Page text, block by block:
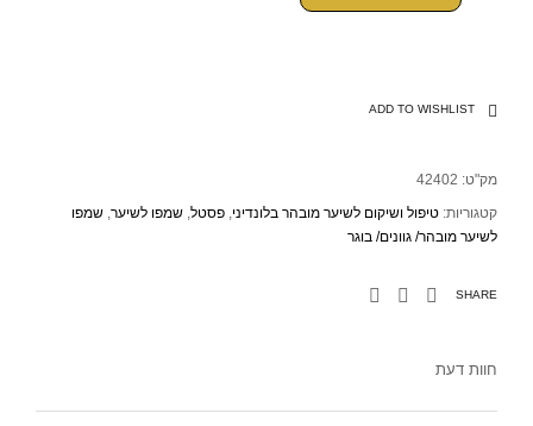
ADD TO WISHLIST
מק"ט: 42402
קטגוריות: טיפול ושיקום לשיער מובהר בלונדיני, פסטל, שמפו לשיער, שמפו
לשיער מובהר/ גוונים/ בוגר
SHARE
חוות דעת